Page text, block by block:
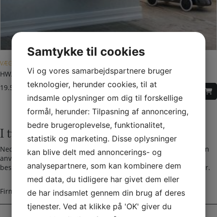
VÆGHÆNGT BRÆNDEOVN
HWAM 2610c – klassisk låge – vægbeslag
19.595,00DKK
I tvivl? Kontakt os i dag
Nedenfor kan du kontakte os. Den følgende kontaktformular kan
anvendes til alle spørgsmål som du ikke har fået svar på her. Vi
bestræber os på at besvare alle henvendelser indenfor 24 timer.
i
r
Samtykke til cookies
Vi og vores samarbejdspartnere bruger
teknologier, herunder cookies, til at
indsamle oplysninger om dig til forskellige
formål, herunder: Tilpasning af annoncering,
bedre brugeroplevelse, funktionalitet,
statistik og marketing. Disse oplysninger
kan blive delt med annoncerings- og
analysepartnere, som kan kombinere dem
med data, du tidligere har givet dem eller
de har indsamlet gennem din brug af deres
tjenester. Ved at klikke på 'OK' giver du